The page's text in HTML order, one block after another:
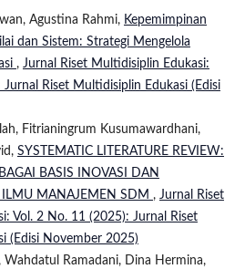
Agustina Rahmi, Kepemimpinan
dan Sistem: Strategi Mengelola
, Jurnal Riset Multidisiplin Edukasi:
Riset Multidisiplin Edukasi (Edisi
Fitrianingrum Kusumawardhani,
SYSTEMATIC LITERATURE REVIEW:
BASIS INOVASI DAN
MANAJEMEN SDM , Jurnal Riset
Vol. 2 No. 11 (2025): Jurnal Riset
(Edisi November 2025)
Wahdatul Ramadani, Dina Hermina,